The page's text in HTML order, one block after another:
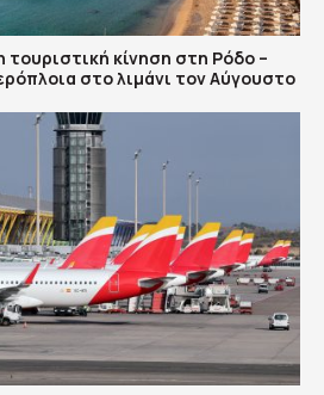
τουριστική κίνηση στη Ρόδο –
στο λιμάνι τον Αύγουστο